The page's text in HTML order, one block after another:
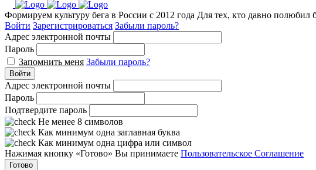
Формируем культуру бега в России с 2012 года Для тех, кто давно полюбил
Войти Зарегистрироваться Забыли пароль?
Адрес электронной почты
Пароль
Запомнить меня Забыли пароль?
Войти
Адрес электронной почты
Пароль
Подтвердите пароль
Не менее 8 символов
Как минимум одна заглавная буква
Как минимум одна цифра или символ
Нажимая кнопку «Готово» Вы принимаете Пользовательское Соглашение
Готово